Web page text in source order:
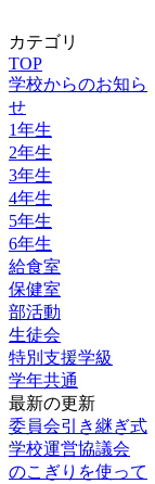
カテゴリ
TOP
学校からのお知ら
せ
1年生
2年生
3年生
4年生
5年生
6年生
給食室
保健室
部活動
生徒会
特別支援学級
学年共通
最新の更新
委員会引き継ぎ式
学校運営協議会
のこぎりを使って